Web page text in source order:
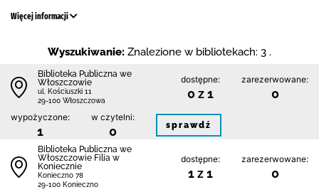
Więcej informacji
Wyszukiwanie: Znalezione w bibliotekach: 3 .
Biblioteka Publiczna we
Włoszczowie
ul. Kościuszki 11
29-100 Włoszczowa
dostępne:
0 z 1
zarezerwowane:
0
wypożyczone:
1
w czytelni:
0 sprawdź
Biblioteka Publiczna we
Włoszczowie Filia w
Koniecznie
Konieczno 78
29-100 Konieczno
dostępne:
1 z 1
zarezerwowane:
0